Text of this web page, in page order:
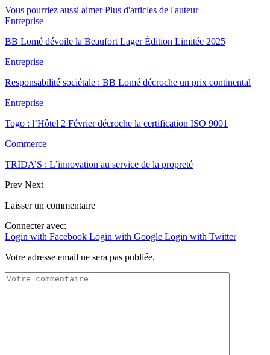
Vous pourriez aussi aimer Plus d'articles de l'auteur
Entreprise
BB Lomé dévoile la Beaufort Lager Édition Limitée 2025
Entreprise
Responsabilité sociétale : BB Lomé décroche un prix continental
Entreprise
Togo : l’Hôtel 2 Février décroche la certification ISO 9001
Commerce
TRIDA’S : L’innovation au service de la propreté
Prev Next
Laisser un commentaire
Connecter avec:
Login with Facebook Login with Google Login with Twitter
Votre adresse email ne sera pas publiée.